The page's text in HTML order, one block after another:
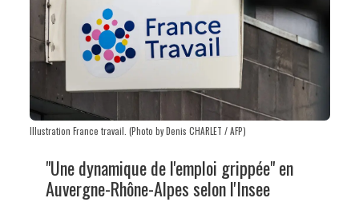
Illustration France travail. (Photo by Denis CHARLET / AFP)
"Une dynamique de l'emploi grippée" en
Auvergne-Rhône-Alpes selon l'Insee